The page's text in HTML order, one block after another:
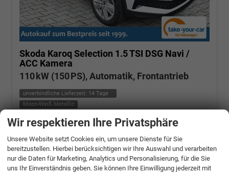
Skoda Karoq Selection 1.5 TSI DSG Navi /
ACC Kamera
110 kW (150 PS), Automatik, Frontantrieb
unverbindliche Lieferzeit: 14 Tage
Moon-Weiß Metallic
Fahrzeugnr.: 506662
Benzin
Fahrzeug mit Tageszulassung
Verbrauch kombiniert:
6,20 l/100km
CO -Klasse:
E
CO2-Emissionen: 140,00 g/km
» Angebotdetails
Wir respektieren Ihre Privatsphäre
Unsere Website setzt Cookies ein, um unsere Dienste für Sie
bereitzustellen. Hierbei berücksichtigen wir Ihre Auswahl und verarbeiten
nur die Daten für Marketing, Analytics und Personalisierung, für die Sie
uns Ihr Einverständnis geben. Sie können Ihre Einwilligung jederzeit mit